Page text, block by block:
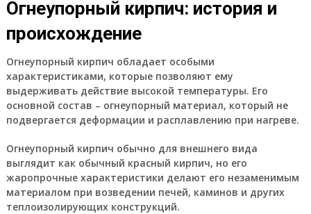
Огнеупорный кирпич: история и
происхождение
Огнеупорный кирпич обладает особыми
характеристиками, которые позволяют ему
выдерживать действие высокой температуры. Его
основной состав – огнеупорный материал, который не
подвергается деформации и расплавлению при нагреве.
Огнеупорный кирпич обычно для внешнего вида
выглядит как обычный красный кирпич, но его
жаропрочные характеристики делают его незаменимым
материалом при возведении печей, каминов и других
теплоизолирующих конструкций.